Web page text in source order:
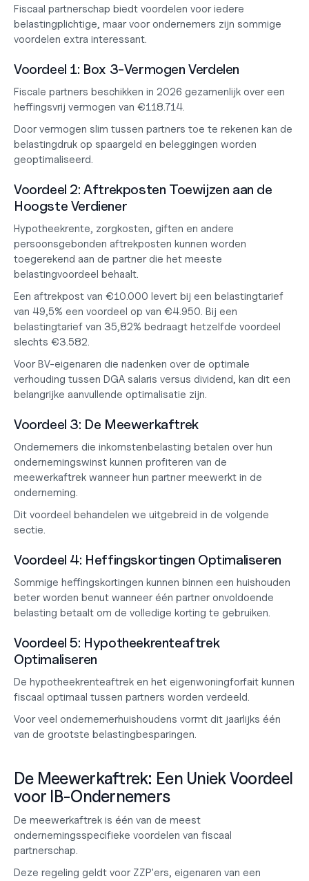
Fiscaal partnerschap biedt voordelen voor iedere
belastingplichtige, maar voor ondernemers zijn sommige
voordelen extra interessant.
Voordeel 1: Box 3-Vermogen Verdelen
Fiscale partners beschikken in 2026 gezamenlijk over een
heffingsvrij vermogen van €118.714.
Door vermogen slim tussen partners toe te rekenen kan de
belastingdruk op spaargeld en beleggingen worden
geoptimaliseerd.
Voordeel 2: Aftrekposten Toewijzen aan de
Hoogste Verdiener
Hypotheekrente, zorgkosten, giften en andere
persoonsgebonden aftrekposten kunnen worden
toegerekend aan de partner die het meeste
belastingvoordeel behaalt.
Een aftrekpost van €10.000 levert bij een belastingtarief
van 49,5% een voordeel op van €4.950. Bij een
belastingtarief van 35,82% bedraagt hetzelfde voordeel
slechts €3.582.
Voor BV-eigenaren die nadenken over de optimale
verhouding tussen DGA salaris versus dividend, kan dit een
belangrijke aanvullende optimalisatie zijn.
Voordeel 3: De Meewerkaftrek
Ondernemers die inkomstenbelasting betalen over hun
ondernemingswinst kunnen profiteren van de
meewerkaftrek wanneer hun partner meewerkt in de
onderneming.
Dit voordeel behandelen we uitgebreid in de volgende
sectie.
Voordeel 4: Heffingskortingen Optimaliseren
Sommige heffingskortingen kunnen binnen een huishouden
beter worden benut wanneer één partner onvoldoende
belasting betaalt om de volledige korting te gebruiken.
Voordeel 5: Hypotheekrenteaftrek
Optimaliseren
De hypotheekrenteaftrek en het eigenwoningforfait kunnen
fiscaal optimaal tussen partners worden verdeeld.
Voor veel ondernemerhuishoudens vormt dit jaarlijks één
van de grootste belastingbesparingen.
De Meewerkaftrek: Een Uniek Voordeel
voor IB-Ondernemers
De meewerkaftrek is één van de meest
ondernemingsspecifieke voordelen van fiscaal
partnerschap.
Deze regeling geldt voor ZZP'ers, eigenaren van een